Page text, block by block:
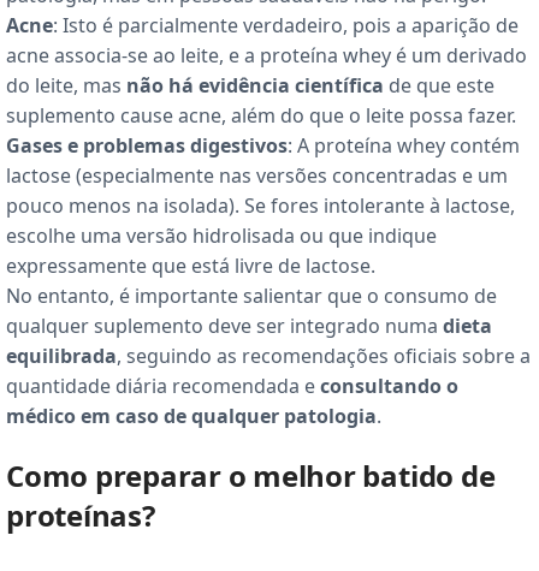
Acne: Isto é parcialmente verdadeiro, pois a aparição de
acne associa-se ao leite, e a proteína whey é um derivado
do leite, mas não há evidência científica de que este
suplemento cause acne, além do que o leite possa fazer.
Gases e problemas digestivos: A proteína whey contém
lactose (especialmente nas versões concentradas e um
pouco menos na isolada). Se fores intolerante à lactose,
escolhe uma versão hidrolisada ou que indique
expressamente que está livre de lactose.
No entanto, é importante salientar que o consumo de
qualquer suplemento deve ser integrado numa dieta
equilibrada, seguindo as recomendações oficiais sobre a
quantidade diária recomendada econsultando o
médico em caso de qualquer patologia.
Como preparar o melhor batido de
proteínas?